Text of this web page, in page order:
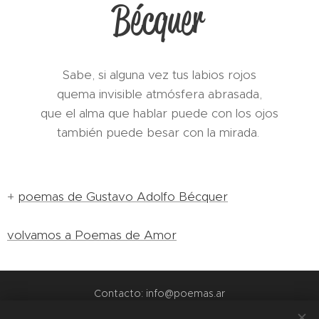
Bécquer
Sabe, si alguna vez tus labios rojos
quema invisible atmósfera abrasada,
que el alma que hablar puede con los ojos
también puede besar con la mirada.
+ poemas de Gustavo Adolfo Bécquer
volvamos a Poemas de Amor
Contacto: info@poemas.ar